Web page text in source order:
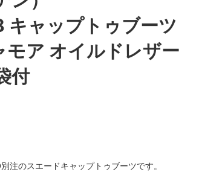
ャップトゥブーツ
モア オイルドレザー
付
注のスエードキャップトゥブーツです。